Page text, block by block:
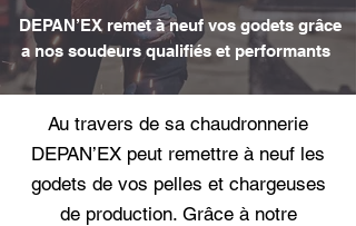
DEPAN’EX remet à neuf vos godets grâce
a nos soudeurs qualifiés et performants
Au travers de sa chaudronnerie
DEPAN’EX peut remettre à neuf les
godets de vos pelles et chargeuses
de production. Grâce à notre